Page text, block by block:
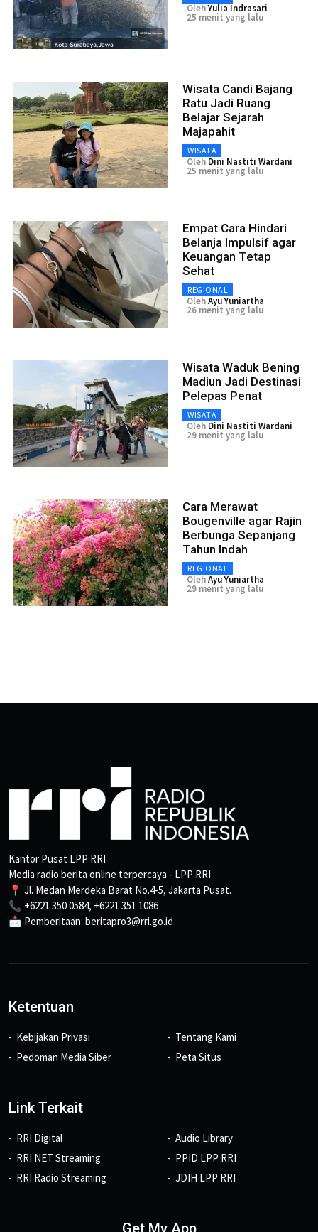
OlehYulia Indrasari
25 menit yang lalu
Wisata Candi Bajang
Ratu Jadi Ruang
Belajar Sejarah
Majapahit
WISATA
Oleh Dini Nastiti Wardani
25 menit yang lalu
Empat Cara Hindari
Belanja Impulsif agar
Keuangan Tetap
Sehat
REGIONAL
OlehAyu Yuniartha
26 menit yang lalu
Wisata Waduk Bening
Madiun Jadi Destinasi
Pelepas Penat
WISATA
Oleh Dini Nastiti Wardani
29 menit yang lalu
Cara Merawat
Bougenville agar Rajin
Berbunga Sepanjang
Tahun Indah
REGIONAL
OlehAyu Yuniartha
29 menit yang lalu
Kantor Pusat LPP RRI
Media radio berita online terpercaya - LPP RRI
📍 Jl. Medan Merdeka Barat No.4-5, Jakarta Pusat.
📞 +6221 350 0584, +6221 351 1086
📩 Pemberitaan: beritapro3@rri.go.id
Ketentuan
Kebijakan Privasi
Pedoman Media Siber
Tentang Kami
Peta Situs
Link Terkait
RRI Digital
RRI NET Streaming
RRI Radio Streaming
Audio Library
PPID LPP RRI
JDIH LPP RRI
Get My App